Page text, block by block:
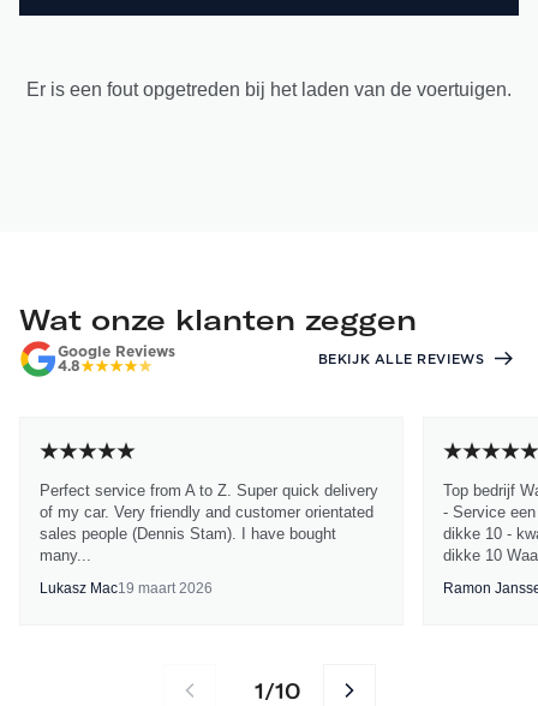
Er is een fout opgetreden bij het laden van de voertuigen.
Wat onze klanten zeggen
Google Reviews
4.8
BEKIJK ALLE REVIEWS
Perfect service from A to Z. Super quick delivery
of my car. Very friendly and customer orientated
sales people (Dennis Stam). I have bought
many...
Lukasz Mac19 maart 2026
Top bedrijf
- Service
dikke 10 -
dikke 10
Ramon
1/10